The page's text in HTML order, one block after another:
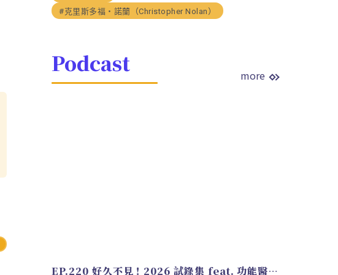
#克里斯多福・諾蘭（Christopher Nolan）
Podcast more
EP.220 好久不見！2026 試錄集 feat. 功能醫學營養師 美寶